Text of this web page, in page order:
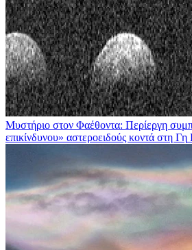
Μυστήριο στον Φαέθοντα: Περίεργη
επικίνδυνου» αστεροειδούς κοντά στη Γη